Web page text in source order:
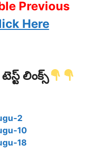
Previous
Here
లింక్స్
2
10
18